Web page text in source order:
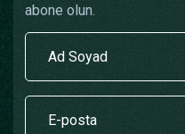
abone olun.